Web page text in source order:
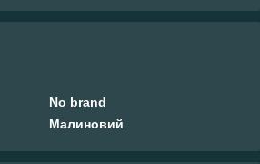
No brand
Малиновий